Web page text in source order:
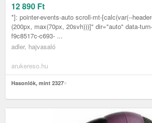
12 890 Ft
*]: pointer-events-auto scroll-mt-[calc(var(--
(200px, max(70px, 20svh)))]" dir="auto" data-
f9c8517c-c693- ...
adler, hajvasaló
arukereso.hu
Hasonlók, mint 2327